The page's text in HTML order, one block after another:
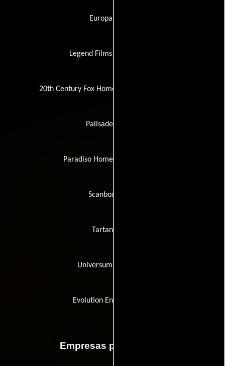
Europa Filmes
Legend Films International
20th Century Fox Home Entertainment Japan
Palisades Tartan
Paradiso Home Entertainment
Scanbox Norge
Tartan Video
Universum Film (UFA)
Evolution Entertainment
Empresas productoras